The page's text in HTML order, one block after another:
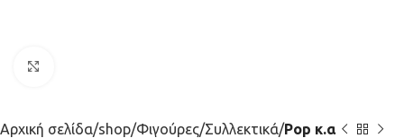
Αρχική σελίδα shop Φιγούρες Συλλεκτικά Pop κ.α